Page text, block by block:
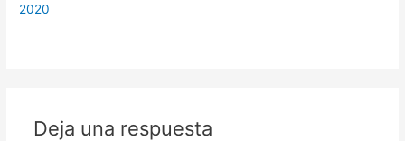
2020
Deja una respuesta